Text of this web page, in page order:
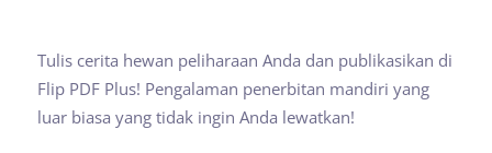
Tulis cerita hewan peliharaan Anda dan publikasikan di
Flip PDF Plus! Pengalaman penerbitan mandiri yang
luar biasa yang tidak ingin Anda lewatkan!